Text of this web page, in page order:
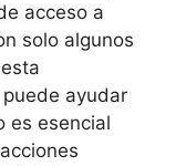
acceso a
solo algunos
ayudar
es esencial